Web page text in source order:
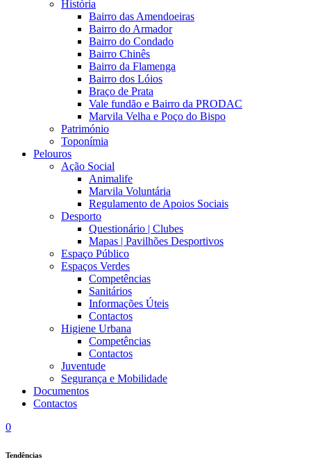
História
Bairro das Amendoeiras
Bairro do Armador
Bairro do Condado
Bairro Chinês
Bairro da Flamenga
Bairro dos Lóios
Braço de Prata
Vale fundão e Bairro da PRODAC
Marvila Velha e Poço do Bispo
Património
Toponímia
Pelouros
Ação Social
Animalife
Marvila Voluntária
Regulamento de Apoios Sociais
Desporto
Questionário | Clubes
Mapas | Pavilhões Desportivos
Espaço Público
Espaços Verdes
Competências
Sanitários
Informações Úteis
Contactos
Higiene Urbana
Competências
Contactos
Juventude
Segurança e Mobilidade
Documentos
Contactos
0
Tendências